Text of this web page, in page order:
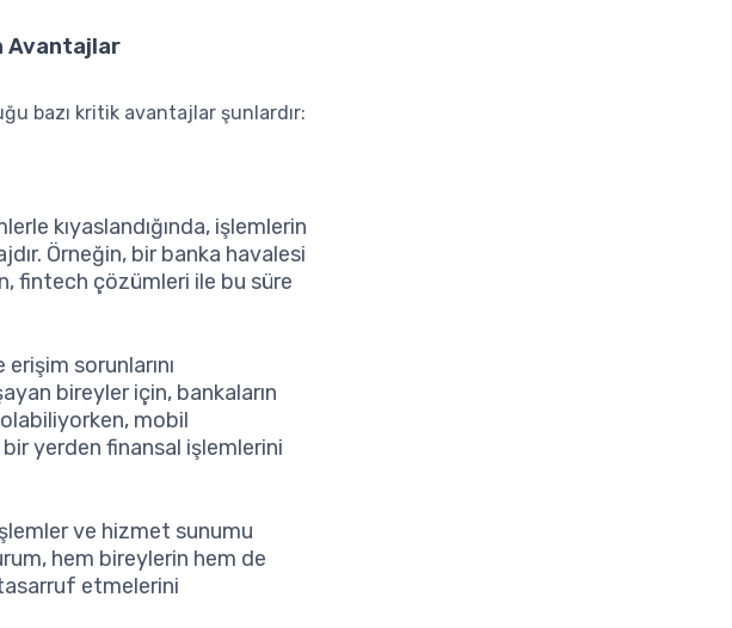
Avantajlar
bazı kritik avantajlar şunlardır:
kıyaslandığında, işlemlerin
Örneğin, bir banka havalesi
fintech çözümleri ile bu süre
sorunlarını
bireyler için, bankaların
mobil
yerden finansal işlemlerini
ve hizmet sunumu
hem bireylerin hem de
etmelerini